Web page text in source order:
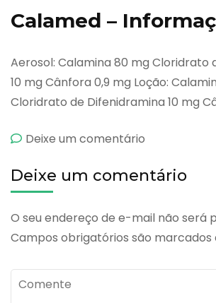
Calamed –
Aerosol: Calamina 80 mg Cloridrato
10 mg Cânfora 0,9 mg Loção:
Cloridrato de Difenidramina 10 mg
Deixe um comentário
Deixe um comentário
O seu endereço de e-mail não será
Campos obrigatórios são marcados
Comente